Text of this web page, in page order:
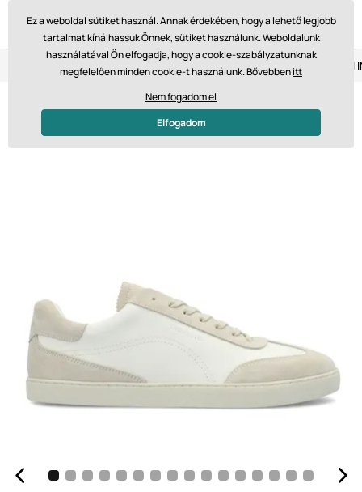
Visszaküldés 14 napon belül Gyors szállítás 61 475 Ft-tól
Ez a weboldal sütiket használ. Annak érdekében, hogy a lehető legjobb
tartalmat kínálhassuk Önnek, sütiket használunk. Weboldalunk
használatával Ön elfogadja, hogy a cookie-szabályzatunknak
megfelelően minden cookie-t használunk. Bővebbenitt
Nem fogadom el
Elfogadom